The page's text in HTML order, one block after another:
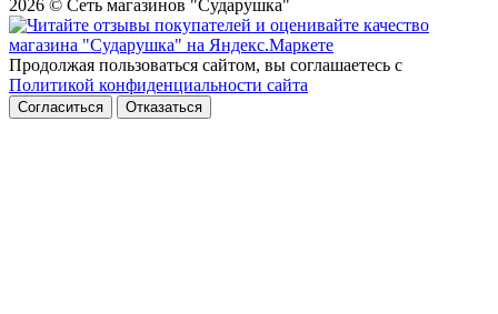
2026 © Сеть магазинов "Сударушка"
Продолжая пользоваться сайтом, вы соглашаетесь с
Политикой конфиденциальности сайта
Согласиться Отказаться